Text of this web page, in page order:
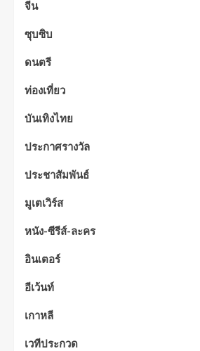
จีน
ซุบซิบ
ดนตรี
ท่องเที่ยว
บันเทิงไทย
ประกาศรางวัล
ประชาสัมพันธ์
มูเตเวิร์ส
หนัง-ซีรีส์-ละคร
อินเตอร์
อีเว้นท์
เกาหลี
เวทีประกวด